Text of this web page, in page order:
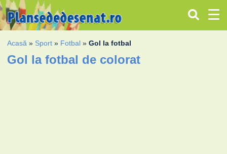
Acasă » Sport » Fotbal »Gol la fotbal
Gol la fotbal de colorat